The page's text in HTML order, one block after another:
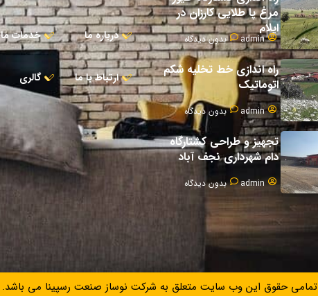
مرغ پا طلایی کارزان در
ایلام
admin بدون دیدگاه
راه اندازی خط تخلیه شکم
اتوماتیک
admin بدون دیدگاه
تجهیز و طراحی کشتارگاه
دام شهرداری نجف آباد
admin بدون دیدگاه
درباره ما خدمات ما
ارتباط با ما گالری
تمامی حقوق این وب سایت متعلق به شرکت نوساز صنعت رسپینا می باشد.